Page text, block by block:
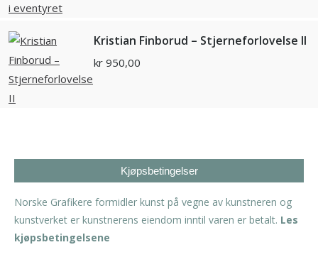
Kristian Finborud – Stjerneforlovelse II
kr 950,00
Kjøpsbetingelser
Norske Grafikere formidler kunst på vegne av kunstneren og
kunstverket er kunstnerens eiendom inntil varen er betalt. Les
kjøpsbetingelsene